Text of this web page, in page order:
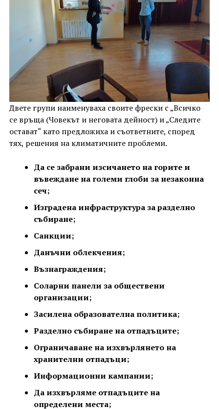
Двете групи наименуваха своите фрески с „Всичко
се връща (Човекът и неговата дейност) и „Следите
остават“ като предложиха и съответните, според
тях, решения на климатичните проблеми.
Да се забрани изсичането на горите и
въвеждане на големи глоби за незаконна
сеч;
Изградена инфраструктура за разделно
събиране;
Санкции;
Данъчни облекчения;
Възнаграждения;
Соларни панели за обществени
организации;
Засилена образователна политика;
Разделно събиране на отпадъците;
Ограничаване на изхвърлянето на
хранителни отпадъци;
Информационни кампании;
Да изхвърляме отпадъците на
определени места;